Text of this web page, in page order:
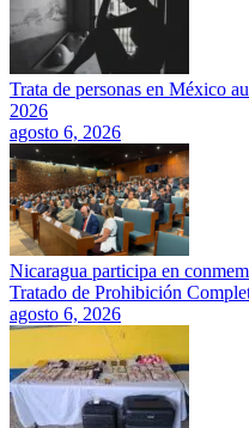
Trata de personas en México
2026
agosto 6, 2026
Nicaragua participa en
Tratado de Prohibición
agosto 6, 2026